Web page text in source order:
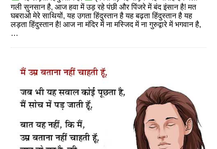
गली सुनसान है, आज हवा में उड़ रहे पंछी और पिंजरे में बंद इंसान है! मत
घबराओ मेरे साथियों, यह उगता हिंदुस्तान है यह बढ़ता हिंदुस्तान है यह
लड़ता हिंदुस्तान है! आज ना मंदिर में ना मस्जिद में ना गुरुद्वारे में भगवान है,
…